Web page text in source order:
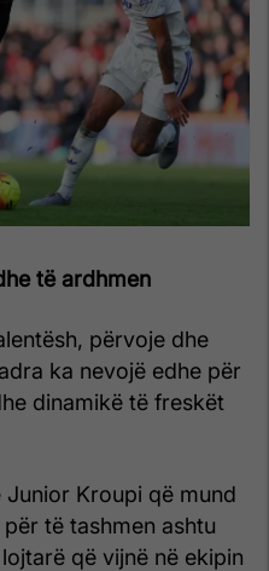
të ardhmen
përvoje dhe
ka nevojë edhe për
dinamikë të freskët
Kroupi që mund
të tashmen ashtu
që vijnë në ekipin